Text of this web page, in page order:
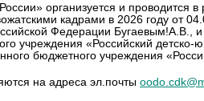
организуется и
кадрами в 2026 году от
Федерации Бугаевым!А.В.,
учреждения «Российский
бюджетного учреждения
на адреса эл.почты